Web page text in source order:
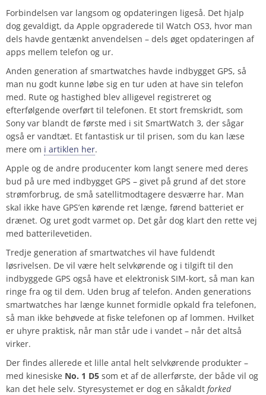
Forbindelsen var langsom og opdateringen ligeså. Det hjalp
dog gevaldigt, da Apple opgraderede til Watch OS3, hvor man
dels havde gentænkt anvendelsen – dels øget opdateringen af
apps mellem telefon og ur.
Anden generation af smartwatches havde indbygget GPS, så
man nu godt kunne løbe sig en tur uden at have sin telefon
med. Rute og hastighed blev alligevel registreret og
efterfølgende overført til telefonen. Et stort fremskridt, som
Sony var blandt de første med i sit SmartWatch 3, der sågar
også er vandtæt. Et fantastisk ur til prisen, som du kan læse
mere om i artiklen her.
Apple og de andre producenter kom langt senere med deres
bud på ure med indbygget GPS – givet på grund af det store
strømforbrug, de små satellitmodtagere desværre har. Man
skal ikke have GPS’en kørende ret længe, førend batteriet er
drænet. Og uret godt varmet op. Det går dog klart den rette vej
med batterilevetiden.
Tredje generation af smartwatches vil have fuldendt
løsrivelsen. De vil være helt selvkørende og i tilgift til den
indbyggede GPS også have et elektronisk SIM-kort, så man kan
ringe fra og til dem. Uden brug af telefon. Anden generations
smartwatches har længe kunnet formidle opkald fra telefonen,
så man ikke behøvede at fiske telefonen op af lommen. Hvilket
er uhyre praktisk, når man står ude i vandet – når det altså
virker.
Der findes allerede et lille antal helt selvkørende produkter –
med kinesiske No. 1 D5 som et af de allerførste, der både vil og
kan det hele selv. Styresystemet er dog en såkaldt forked